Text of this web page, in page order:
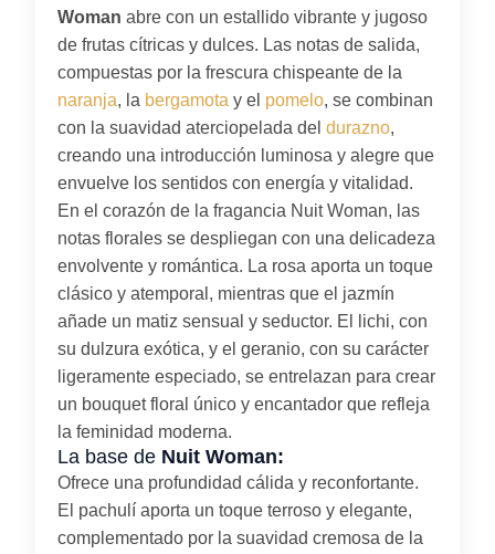
Woman abre con un estallido vibrante y jugoso
de frutas cítricas y dulces. Las notas de salida,
compuestas por la frescura chispeante de la
naranja, la bergamota y el pomelo, se combinan
con la suavidad aterciopelada del durazno,
creando una introducción luminosa y alegre que
envuelve los sentidos con energía y vitalidad.
En el corazón de la fragancia Nuit Woman, las
notas florales se despliegan con una delicadeza
envolvente y romántica. La rosa aporta un toque
clásico y atemporal, mientras que el jazmín
añade un matiz sensual y seductor. El lichi, con
su dulzura exótica, y el geranio, con su carácter
ligeramente especiado, se entrelazan para crear
un bouquet floral único y encantador que refleja
la feminidad moderna.
La base de Nuit Woman:
Ofrece una profundidad cálida y reconfortante.
El pachulí aporta un toque terroso y elegante,
complementado por la suavidad cremosa de la